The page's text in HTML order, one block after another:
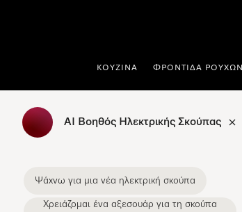
ΚΟΥΖΊΝΑ ΦΡΟΝΤΊΔΑ ΡΟΎΧΩΝ
AI Βοηθός Ηλεκτρικής Σκούπας
Ψάχνω για μια νέα ηλεκτρική σκούπα
Χρειάζομαι ένα αξεσουάρ για τη σκούπα